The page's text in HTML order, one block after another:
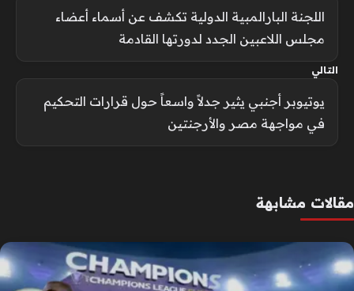
اللجنة البارالمبية الدولية تكشف عن أسماء أعضاء
مجلس اللاعبين الجدد لدورتها القادمة
التالي
يوتيوبر أجنبي يثير جدلاً واسعاً حول قرارات التحكيم
في مواجهة مصر والأرجنتين
مقالات مشابهة